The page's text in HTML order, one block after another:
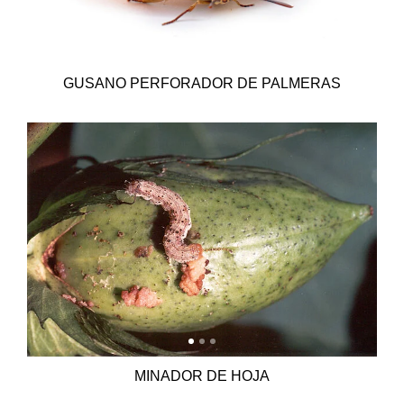
GUSANO PERFORADOR DE PALMERAS
MINADOR DE HOJA